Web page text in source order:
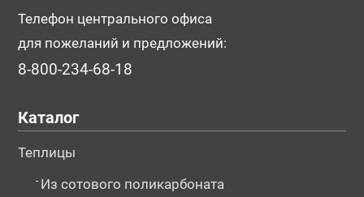
Телефон центрального офиса
для пожеланий и предложений:
8-800-234-68-18
Каталог
Теплицы
- Из сотового поликарбоната